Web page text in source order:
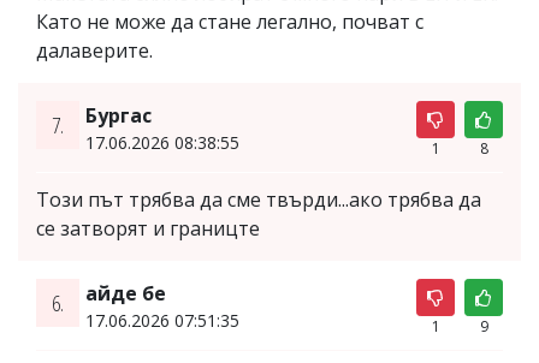
Като не може да стане легално, почват с
далаверите.
7. Бургас
17.06.2026 08:38:55 1 8
Този път трябва да сме твърди...ако трябва да
се затворят и границте
6. айде бе
17.06.2026 07:51:35 1 9